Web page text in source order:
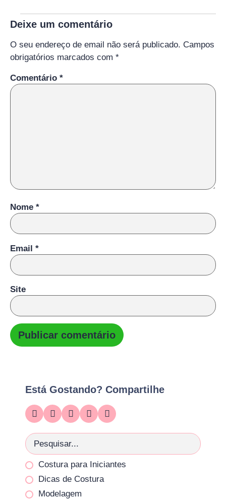
Deixe um comentário
O seu endereço de email não será publicado. Campos
obrigatórios marcados com *
Comentário *
Nome *
Email *
Site
Está Gostando? Compartilhe
Costura para Iniciantes
Dicas de Costura
Modelagem